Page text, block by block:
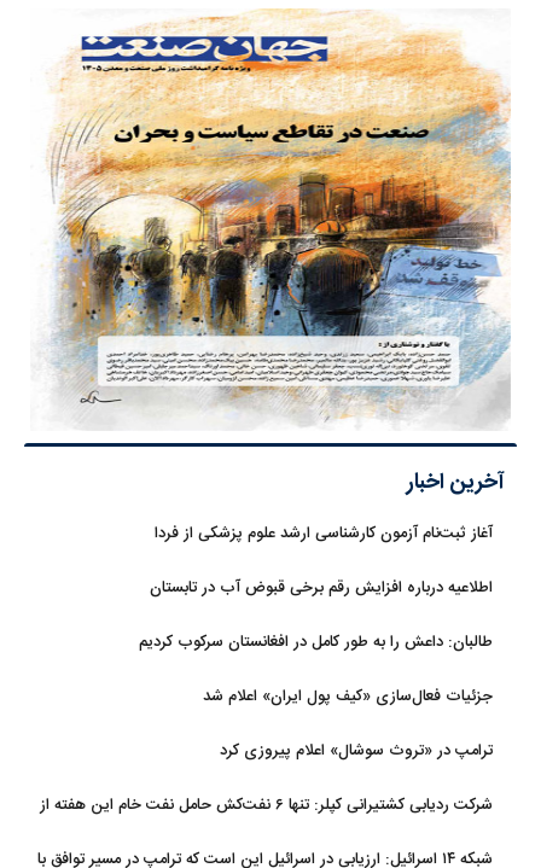
آخرین اخبار
آغاز ثبت‌نام‌ آزمون کارشناسی ارشد علوم پزشکی از فردا
اطلاعیه درباره افزایش رقم برخی قبوض آب در تابستان
طالبان: داعش را به طور کامل در افغانستان سرکوب کردیم
جزئیات فعال‌سازی «کیف پول ایران» اعلام شد
ترامپ در «تروث سوشال» اعلام پیروزی کرد
شرکت ردیابی کشتیرانی کپلر: تنها ۶ نفت‌کش حامل نفت خام این هفته از
شبکه ۱۴ اسرائیل: ارزیابی در اسرائیل این است که ترامپ در مسیر توافق با